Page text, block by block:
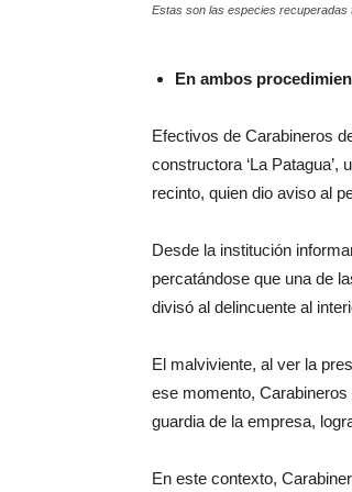
Estas son las especies recuperadas
En ambos
Efectivos de Carabineros
constructora ‘La
recinto, quien dio aviso al
Desde la institución
percatándose que una de
divisó al delincuente al
El malviviente, al ver la
ese momento,
guardia de la empresa,
En este contexto,